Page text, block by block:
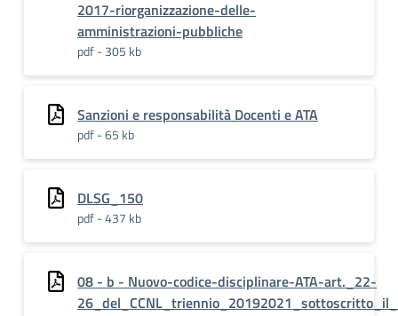
2017-riorganizzazione-delle-
amministrazioni-pubbliche
pdf - 305 kb
Sanzioni e responsabilità Docenti e ATA
pdf - 65 kb
DLSG_150
pdf - 437 kb
08 - b - Nuovo-codice-disciplinare-ATA-art._22-